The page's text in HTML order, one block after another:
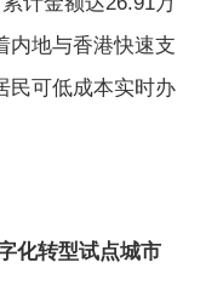
内地与香港快速支
民可低成本实时办
化转型试点城市